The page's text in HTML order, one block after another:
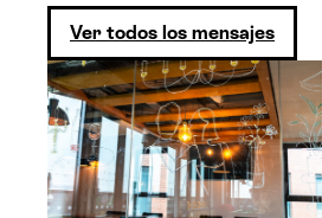
Ver todos los mensajes